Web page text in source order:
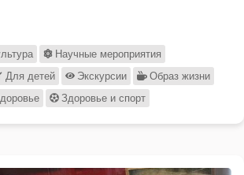
Научные мероприятия
Для детей Экскурсии
Образ жизни
Здоровье и спорт